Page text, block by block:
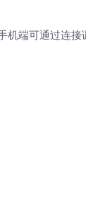
机端可通过连接